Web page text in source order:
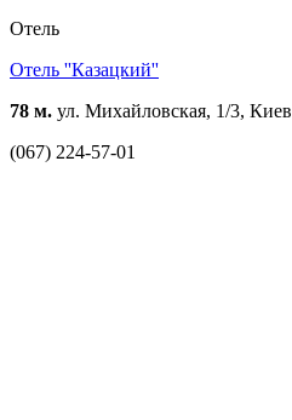
Отель
Отель ''Казацкий''
78 м. ул. Михайловская, 1/3, Киев
(067) 224-57-01